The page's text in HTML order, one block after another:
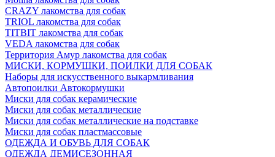
CRAZY лакомства для собак
TRIOL лакомства для собак
TITBIT лакомства для собак
VEDA лакомства для собак
Территория Амур лакомства для собак
МИСКИ, КОРМУШКИ, ПОИЛКИ ДЛЯ СОБАК
Наборы для искусственного выкармливания
Автопоилки Автокормушки
Миски для собак керамические
Миски для собак металлические
Миски для собак металлические на подставке
Миски для собак пластмассовые
ОДЕЖДА И ОБУВЬ ДЛЯ СОБАК
ОДЕЖДА ДЕМИСЕЗОННАЯ